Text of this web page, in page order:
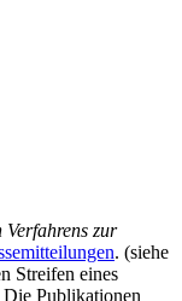
zur
. (siehe
Streifen eines
Publikationen